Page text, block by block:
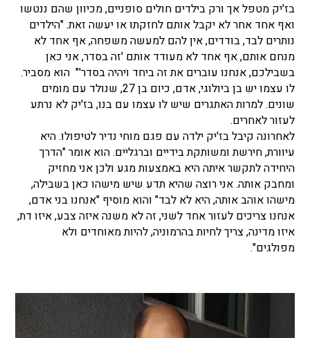
בז'יק מטפל אך ורק בילדים חולים סופניים, מכיוון שהם ננטשו
ואף אחד אחר לא יקבל אותם לחזקתו או יעשה זאת. "הילדים
נותרים לבד, בודדים, אין להם למעשה משפחה, אף אחד לא
מנחם אותם, אף אחד לא מעודד אותם 'זה בסדר, אני כאן
בשבילכם, אנחנו עוברים את זה ביחד ויהיה בסדר'" הוא מסביר.
לו עצמו יש בן ביולוגי, אדם, כיום בן 27, שנולד עם מומים
שונים. למרות האתגרים שיש לו עצמו עם בנו, בז'יק לא נרתע
לעזור לאחרים.
לאחרונה קיבל בז'יק ילדה עם פגם מוחי נדיר לטיפולו. היא
עיוורת, חירשת ומשותקת בידיים וברגליים. הוא אומר "הדרך
היחידה לתקשר איתה היא באמצעות מגע ולכן אני מחזיק
ומחבק אותה. אני רוצה שהיא תדע שיש מישהו כאן בשבילה,
מישהו אוהב אותה, היא לא לבד" והוא מוסיף "אנחנו בני אדם,
אנחנו צריכים לעזור אחד לשני, זה לא משנה איזה צבע, איזו דת,
איזו מדינה, צריך לחיות בהרמוניה, להיות מאוחדים ולא
מפולגים".